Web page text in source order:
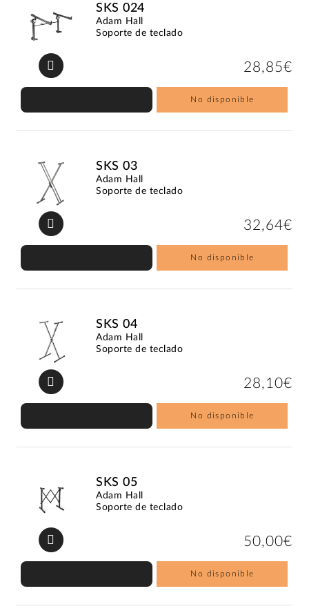
SKS 024
Adam Hall
Soporte de teclado
28,85€
No disponible
SKS 03
Adam Hall
Soporte de teclado
32,64€
No disponible
SKS 04
Adam Hall
Soporte de teclado
28,10€
No disponible
SKS 05
Adam Hall
Soporte de teclado
50,00€
No disponible